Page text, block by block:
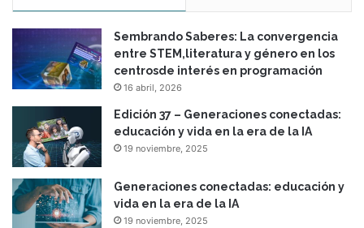
Sembrando Saberes: La convergencia
entre STEM,literatura y género en los
centrosde interés en programación
16 abril, 2026
Edición 37 – Generaciones conectadas:
educación y vida en la era de la IA
19 noviembre, 2025
Generaciones conectadas: educación y
vida en la era de la IA
19 noviembre, 2025